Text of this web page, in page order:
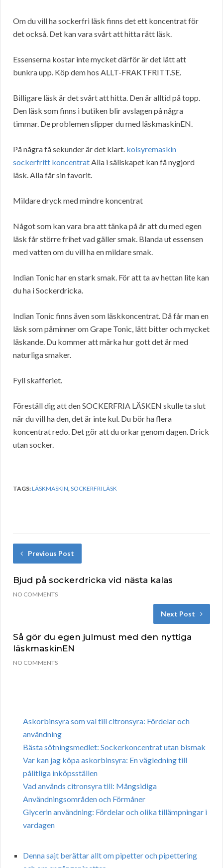
Om du vill ha sockerfri läsk finns det ett koncentrat för
det också. Det kan vara svårt att hitta rätt läsk.
Essenserna kostar inte mycket därför är det lätt att
bunkra upp. Köp dem hos ALLT-FRAKTFRITT.SE.
Billigare läsk är det svårt att hitta. Den är alltid på topp.
Den läsk som finns i butiken blir avslagen på några
timmar. De problemen slipper du med läskmaskinEN.
På några få sekunder är det klart. kolsyremaskin
sockerfritt koncentratAlla i sällskapet kan få nygjord
läsk. Alla får sin favorit.
Mildare dryck med mindre koncentrat
Något som kan vara bra att tänka på är att du med egen
läsk får större frihet vad gäller smak. Blanda ut essensen
med vatten om du vill ha en mildare smak.
Indian Tonic har en stark smak. För att ta av hettan lite kan
du ha i Sockerdricka.
Indian Tonic finns även som läskkoncentrat. Då får man en
läsk som påminner om Grape Tonic, lätt bitter och mycket
läskande. Du kommer att märka hur gott det är med
naturliga smaker.
Fyll skafferiet.
Föreställ dig att den SOCKERFRIA LÄSKEN skulle ta slut
när du vill ha den, det är inte kul. Du bör ha flera
koncentrat redo. Det gör att du orkar genom dagen. Drick
utan socker.
TAGS:LÄSKMASKIN,SOCKERFRI LÄSK
Previous Post
Bjud på sockerdricka vid nästa kalas
NO COMMENTS
Next Post
Så gör du egen julmust med den nyttiga
läskmaskinEN
NO COMMENTS
Askorbinsyra som val till citronsyra: Fördelar och
användning
Bästa sötningsmedlet: Sockerkoncentrat utan bismak
Var kan jag köpa askorbinsyra: En vägledning till
pålitliga inköpsställen
Vad används citronsyra till: Mångsidiga
Användningsområden och Förmåner
Glycerin användning: Fördelar och olika tillämpningar i
vardagen
Denna sajt berättar allt om pipetter och pipettering